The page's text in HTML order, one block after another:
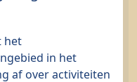
het
in het
af over activiteiten